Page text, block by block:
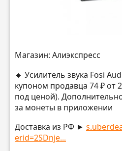
Магазин: Алиэкспресс
🔸 Усилитель звука Fosi
купоном продавца 74 ₽ от
под ценой).
за монеты в приложении
Доставка из РФ ►
erid=2SDnje...